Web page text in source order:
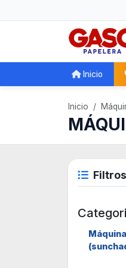
Inicio
Inicio
Filtros